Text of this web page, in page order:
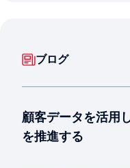
ブログ
顧客データを活用
を推進する